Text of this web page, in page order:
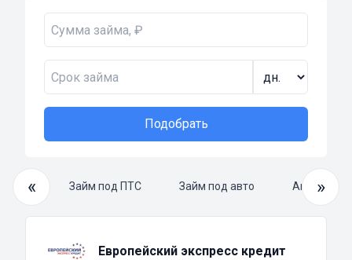
Подобрать
«
займ Займ под ПТС Займ под авто »
Европейский экспресс кредит